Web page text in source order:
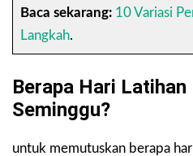
Baca sekarang: 10 Variasi
Langkah.
Berapa Hari Latihan
Seminggu?
untuk memutuskan berapa